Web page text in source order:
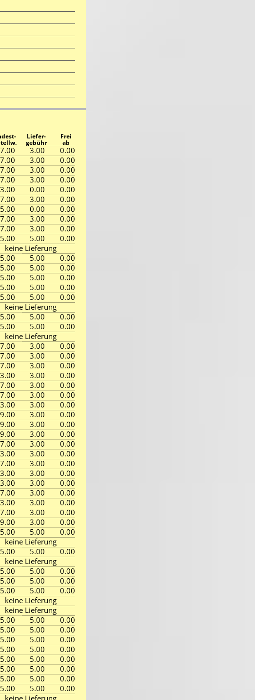
Liefer-
gebühr
Frei
ab
3.00
0.00
3.00
0.00
3.00
0.00
3.00
0.00
0.00
0.00
3.00
0.00
0.00
0.00
3.00
0.00
3.00
0.00
5.00
0.00
keine Lieferung
5.00
0.00
5.00
0.00
5.00
0.00
5.00
0.00
5.00
0.00
keine Lieferung
5.00
0.00
5.00
0.00
keine Lieferung
3.00
0.00
3.00
0.00
3.00
0.00
3.00
0.00
3.00
0.00
3.00
0.00
3.00
0.00
3.00
0.00
3.00
0.00
3.00
0.00
3.00
0.00
3.00
0.00
3.00
0.00
3.00
0.00
3.00
0.00
3.00
0.00
3.00
0.00
3.00
0.00
3.00
0.00
5.00
0.00
keine Lieferung
5.00
0.00
keine Lieferung
5.00
0.00
5.00
0.00
5.00
0.00
keine Lieferung
keine Lieferung
5.00
0.00
5.00
0.00
5.00
0.00
5.00
0.00
5.00
0.00
5.00
0.00
5.00
0.00
5.00
0.00
keine Lieferung